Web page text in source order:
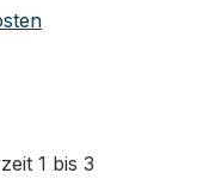
von 5 Sternen
1 bis 3